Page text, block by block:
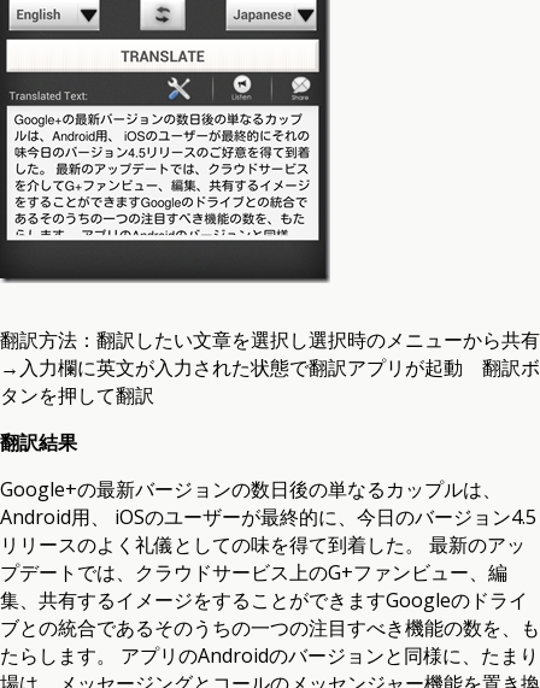
翻訳方法：翻訳したい文章を選択し選択時のメニューから共有
→入力欄に英文が入力された状態で翻訳アプリが起動 翻訳ボ
タンを押して翻訳
翻訳結果
Google+の最新バージョンの数日後の単なるカップルは、
Android用、 iOSのユーザーが最終的に、今日のバージョン4.5
リリースのよく礼儀としての味を得て到着した。 最新のアッ
プデートでは、クラウドサービス上のG+ファンビュー、編
集、共有するイメージをすることができますGoogleのドライ
ブとの統合であるそのうちの一つの注目すべき機能の数を、も
たらします。 アプリのAndroidのバージョンと同様に、たまり